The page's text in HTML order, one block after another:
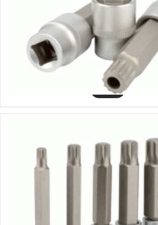
Muciņa ar uzgali Spline ar caurumu 1/2"
2.66€
GROZĀ